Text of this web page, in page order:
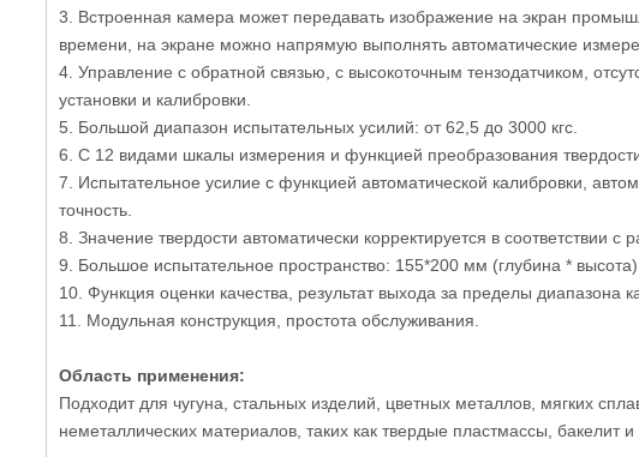
3. Встроенная камера может передавать изображение на экран
времени, на экране можно напрямую выполнять автоматические
4. Управление с обратной связью, с высокоточным тензодатчиком,
установки и калибровки.
5. Большой диапазон испытательных усилий: от 62,5 до 3000 кгс.
6. С 12 видами шкалы измерения и функцией преобразования
7. Испытательное усилие с функцией автоматической калибровки,
точность.
8. Значение твердости автоматически корректируется в соответствии с
9. Большое испытательное пространство: 155*200 мм (глубина * высота)
10. Функция оценки качества, результат выхода за пределы диапазона
11. Модульная конструкция, простота обслуживания.
Область применения:
Подходит для чугуна, стальных изделий, цветных металлов, мягких
неметаллических материалов, таких как твердые пластмассы, бакелит и